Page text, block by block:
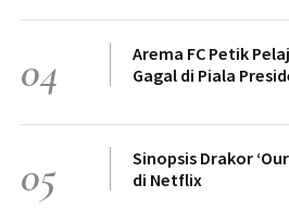
04
Arema FC Petik
Gagal di Piala
05
Sinopsis Drakor
di Netflix